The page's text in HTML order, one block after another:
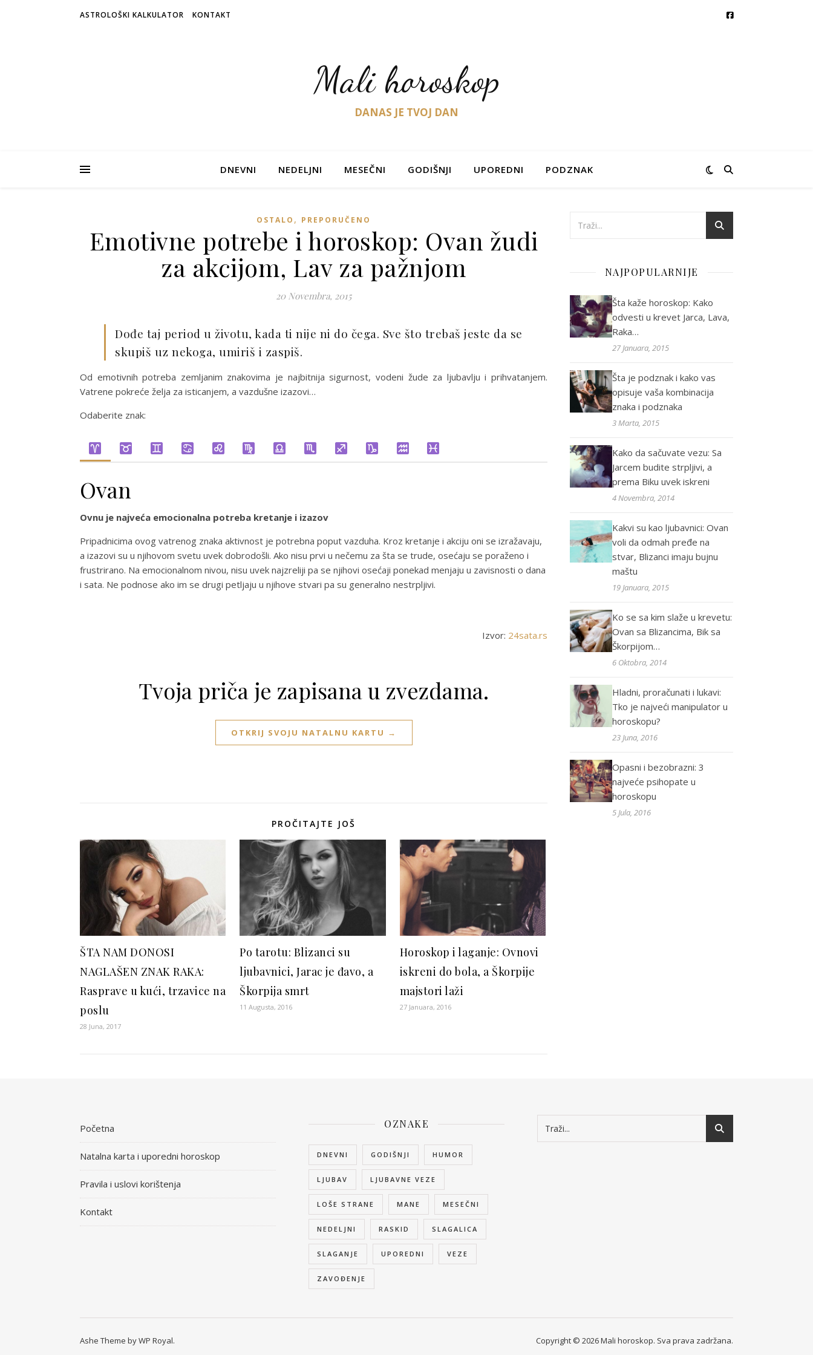
ASTROLOŠKI KALKULATOR KONTAKT
Mali horoskop
DANAS JE TVOJ DAN
DNEVNI NEDELJNI MESEČNI GODIŠNJI UPOREDNI PODZNAK
OSTALO , PREPORUČENO
Emotivne potrebe i horoskop: Ovan žudi
za akcijom, Lav za pažnjom
20 Novembra, 2015
Dođe taj period u životu, kada ti nije ni do čega. Sve što trebaš jeste da se
skupiš uz nekoga, umiriš i zaspiš.
Od emotivnih potreba zemljanim znakovima je najbitnija sigurnost, vodeni žude za ljubavlju i prihvatanjem.
Vatrene pokreće želja za isticanjem, a vazdušne izazovi…
Odaberite znak:
Ovan
Ovnu je najveća emocionalna potreba kretanje i izazov
Pripadnicima ovog vatrenog znaka aktivnost je potrebna poput vazduha. Kroz kretanje i akciju oni se izražavaju,
a izazovi su u njihovom svetu uvek dobrodošli. Ako nisu prvi u nečemu za šta se trude, osećaju se poraženo i
frustrirano. Na emocionalnom nivou, nisu uvek najzreliji pa se njihovi osećaji ponekad menjaju u zavisnosti o dana
i sata. Ne podnose ako im se drugi petljaju u njihove stvari pa su generalno nestrpljivi.
Izvor: 24sata.rs
Tvoja priča je zapisana u zvezdama.
OTKRIJ SVOJU NATALNU KARTU →
PROČITAJTE JOŠ
ŠTA NAM DONOSI
NAGLAŠEN ZNAK RAKA:
Rasprave u kući, trzavice na
poslu
28 Juna, 2017
Po tarotu: Blizanci su
ljubavnici, Jarac je đavo, a
Škorpija smrt
11 Augusta, 2016
Horoskop i laganje: Ovnovi
iskreni do bola, a Škorpije
majstori laži
27 Januara, 2016
NAJPOPULARNIJE
Šta kaže horoskop: Kako
odvesti u krevet Jarca, Lava,
Raka…
27 Januara, 2015
Šta je podznak i kako vas
opisuje vaša kombinacija
znaka i podznaka
3 Marta, 2015
Kako da sačuvate vezu: Sa
Jarcem budite strpljivi, a
prema Biku uvek iskreni
4 Novembra, 2014
Kakvi su kao ljubavnici: Ovan
voli da odmah pređe na
stvar, Blizanci imaju bujnu
maštu
19 Januara, 2015
Ko se sa kim slaže u krevetu:
Ovan sa Blizancima, Bik sa
Škorpijom…
6 Oktobra, 2014
Hladni, proračunati i lukavi:
Tko je najveći manipulator u
horoskopu?
23 Juna, 2016
Opasni i bezobrazni: 3
najveće psihopate u
horoskopu
5 Jula, 2016
Početna
Natalna karta i uporedni horoskop
Pravila i uslovi korištenja
Kontakt
OZNAKE
DNEVNI GODIŠNJI HUMOR
LJUBAV LJUBAVNE VEZE
LOŠE STRANE MANE MESEČNI
NEDELJNI RASKID SLAGALICA
SLAGANJE UPOREDNI VEZE
ZAVOĐENJE
Copyright © 2026 Mali horoskop. Sva prava zadržana.
Ashe Theme byWP Royal.